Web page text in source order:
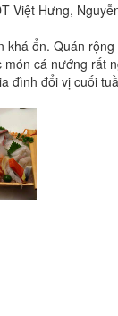
Việt Hưng,
khá ổn. Quán
món cá nướng rất
đình đổi vị cuối